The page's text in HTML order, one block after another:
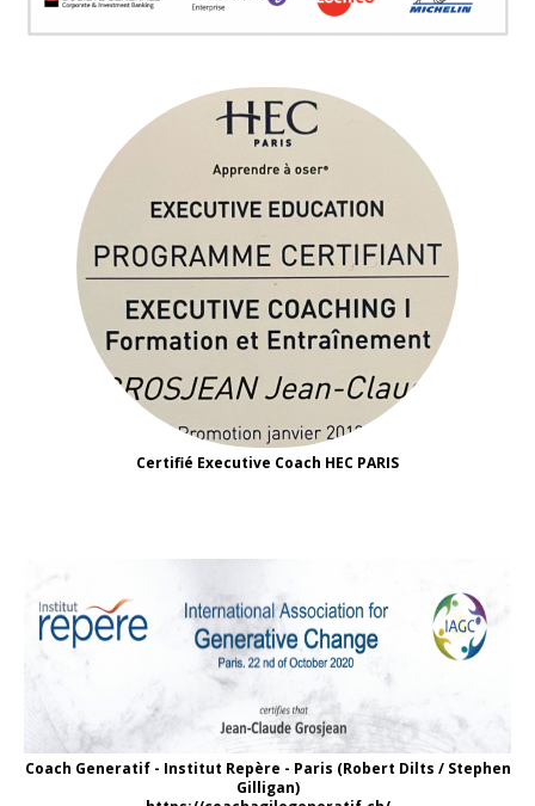
Certifié Executive Coach HEC PARIS
Coach Generatif - Institut Repère - Paris (Robert Dilts / Stephen
Gilligan)